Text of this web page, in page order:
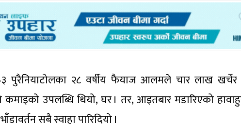
पुरैनियाटोलका २८ वर्षीय फैयाज आलमले चार लाख खर्चेर
उपलब्धि थियो, घर । तर, आइतबार मडारिएको
सबै स्वाहा पारिदियो ।